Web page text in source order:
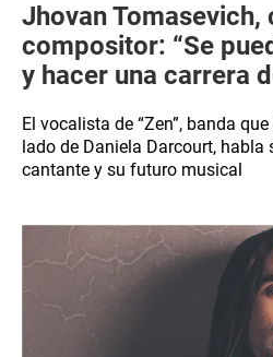
Jhovan Tomasevich,
compositor: “Se
y hacer una carrera
El vocalista de “Zen”, banda
lado de Daniela Darcourt, habla
cantante y su futuro musical